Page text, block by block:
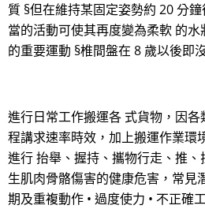
質 §但在維持某固定姿勢約 20 分
當的活動可使其再度變為柔軟 的
的重要運動 §椎間盤在 8 歲以後即
進行日常工作搬運各 式貨物，因
程講求速率時效，加上搬運作業環
進行 抬舉、握持、攜物行走、推
生肌肉骨骼傷害的健康危害，常見
期及重複動作 • 過度使力 • 不正確